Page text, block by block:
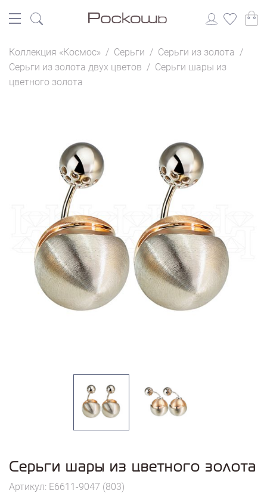
Коллекция «Космос» / Серьги / Серьги из золота /
Серьги из золота двух цветов / Серьги шары из
цветного золота
Серьги шары из цветного золота
Артикул: E6611-9047 (803)